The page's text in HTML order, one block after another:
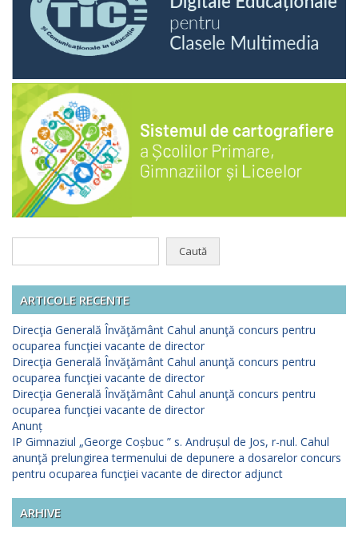
ARTICOLE RECENTE
Direcţia Generală Învăţământ Cahul anunţă concurs pentru
ocuparea funcţiei vacante de director
Direcţia Generală Învăţământ Cahul anunţă concurs pentru
ocuparea funcţiei vacante de director
Direcţia Generală Învăţământ Cahul anunţă concurs pentru
ocuparea funcţiei vacante de director
Anunț
IP Gimnaziul „George Coșbuc ” s. Andrușul de Jos, r-nul. Cahul
anunţă prelungirea termenului de depunere a dosarelor concurs
pentru ocuparea funcţiei vacante de director adjunct
ARHIVE